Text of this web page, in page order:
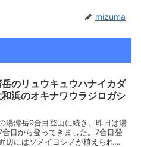
mizuma
のリュウキュウハナイカダ
和浜のオキナワウラジロガシ
湯湾岳9合目登山に続き、昨日は湯
合目から登ってきました。7合目登
辺にはソメイヨシノが植えられて